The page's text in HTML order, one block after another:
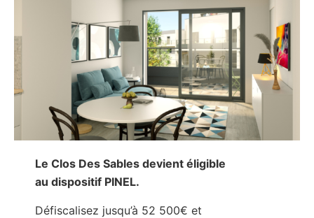
Le Clos Des Sables devient éligible
au dispositif PINEL.
Défiscalisez jusqu’à 52 500€ et